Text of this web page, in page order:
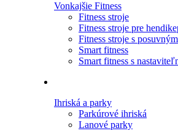
Vonkajšie Fitness
Fitness stroje
Fitness stroje pre
Fitness stroje s
Smart fitness
Smart fitness s
Ihriská a parky
Parkúrové ihriská
Lanové parky